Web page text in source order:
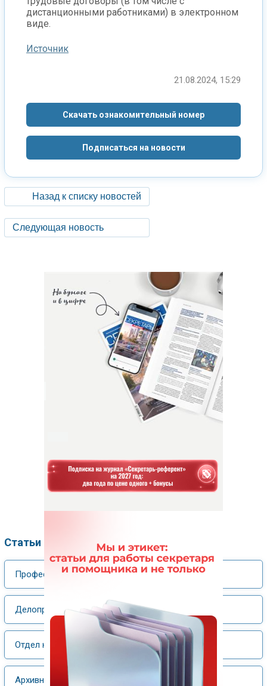
дистанционными работниками) в электронном
виде.
Источник
21.08.2024, 15:29
Скачать ознакомительный номер
Подписаться на новости
Назад к списку новостей
Следующая новость
Статьи по рубрикам
Профессия
Делопроизводство
Отдел кадров
Архивное дело